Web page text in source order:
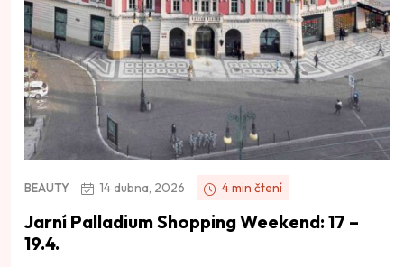
BEAUTY 14 dubna, 2026 4 min čtení
Jarní Palladium Shopping Weekend: 17 –
19.4.